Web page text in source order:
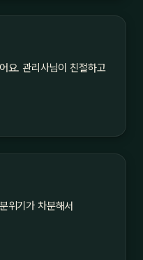
요. 관리사님이 친절하고
위기가 차분해서